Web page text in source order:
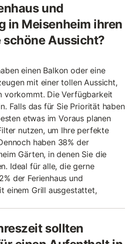
und
in Meisenheim ihren
schöne Aussicht?
einen Balkon oder eine
mit einer tollen Aussicht,
vorkommt. Die Verfügbarkeit
Falls das für Sie Priorität haben
etwas im Voraus planen
nutzen, um Ihre perfekte
haben 38% der
Gärten, in denen Sie die
Ideal für alle, die gerne
der Ferienhaus und
einem Grill ausgestattet,
sollten